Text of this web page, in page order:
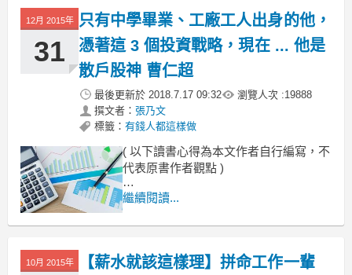
12月 2015年
31
只有中學畢業、工廠工人出身的他，
憑著這 3 個投資戰略，現在 ... 他是
散戶股神 曹仁超
最後更新於 2018.7.17 09:32 瀏覽人次 :19888
撰文者： 張乃文
標籤： 有錢人都這樣做
( 以下讀書心得為本文作者自行編寫，不
代表原書作者觀點 )
萬丈高樓平地起，英雄不怕出身低
記》作者，
出生貧寒，也只有中學畢業的學歷，
繼續閱讀...
10月 2015年
【薪水就該這樣理】拼命工作一輩